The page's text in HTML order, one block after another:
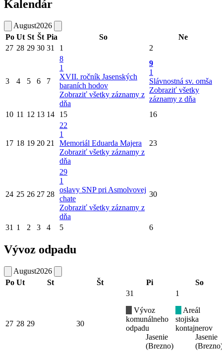
Kalendár
August2026
Po Ut St Št Pia So
Ne
27 28 29 30 31 1 2
3 4 5 6 7
8
1
XVII. ročník Jasenských
baraních hodov
Zobraziť všetky záznamy z
dňa
9
1
Slávnostná sv. omša
Zobraziť všetky
záznamy z dňa
10 11 12 13 14 15 16
17 18 19 20 21
22
1
Memoriál Eduarda Majera
Zobraziť všetky záznamy z
dňa
23
24 25 26 27 28
29
1
oslavy SNP pri Asmolvovej
chate
Zobraziť všetky záznamy z
dňa
30
31 1 2 3 4 5 6
Vývoz odpadu
August2026
Po Ut St Št Pi So
27 28 29 30
31
Vývoz
komunálneho
odpadu
Jasenie
(Brezno)
1
Areál
stojiska
kontajnerov
Jasenie